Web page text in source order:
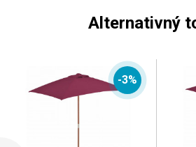
Alternativný
-3%